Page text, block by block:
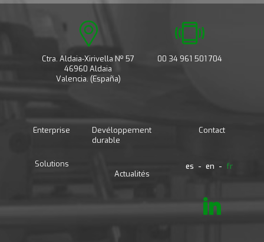
Ctra. Aldaia-Xirivella Nº 57
46960 Aldaia
Valencia. (España)
00 34 961 501 704
Enterprise
Solutions
Devéloppement
durable
Actualités
Contact
es en fr